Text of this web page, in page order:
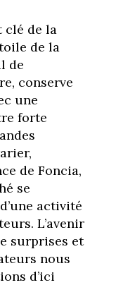
clé de la
de la
de
conserve
une
forte
de Foncia,
se
activité
L’avenir
surprises et
nous
d’ici